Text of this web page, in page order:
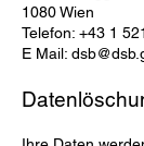
1080 Wien
Telefon: +43 1
E Mail: